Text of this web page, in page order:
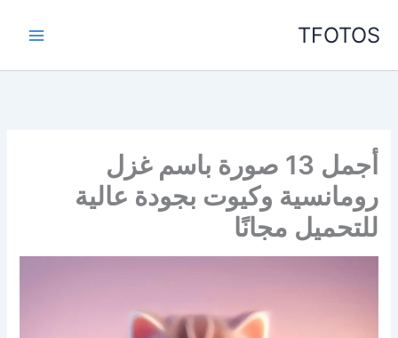
TFOTOS
أجمل 13 صورة باسم غزل
رومانسية وكيوت بجودة عالية
للتحميل مجانًا